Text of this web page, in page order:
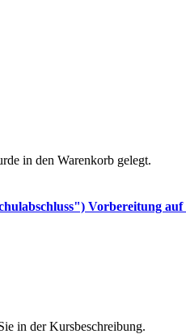
in den Warenkorb gelegt.
Vorbereitung
in der Kursbeschreibung.